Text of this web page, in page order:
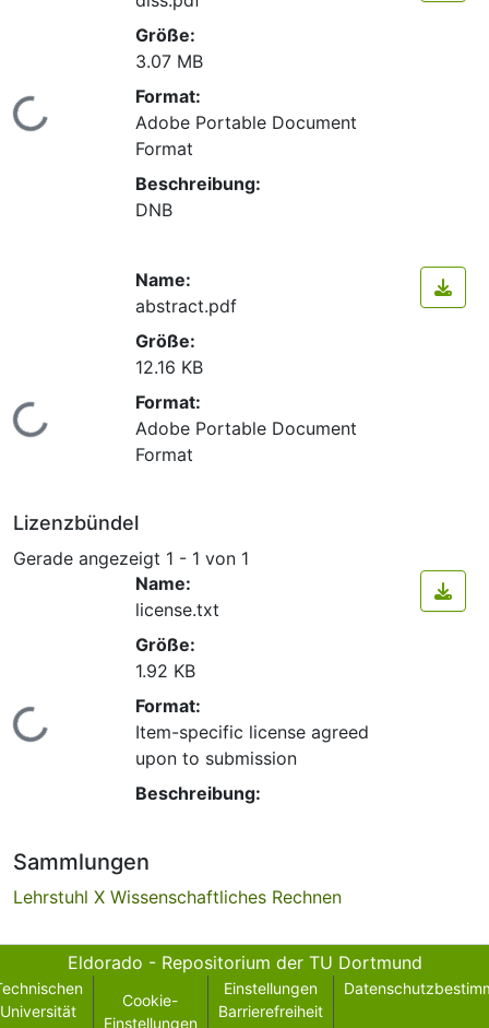
Lade...
Größe:
3.07 MB
Format:
Adobe Portable Document
Format
Beschreibung:
DNB
Lade...
Name:
abstract.pdf
Größe:
12.16 KB
Format:
Adobe Portable Document
Format
Lizenzbündel
Gerade angezeigt 1 - 1 von 1
Lade...
Name:
license.txt
Größe:
1.92 KB
Format:
Item-specific license agreed
upon to submission
Beschreibung:
Sammlungen
Lehrstuhl X Wissenschaftliches Rechnen
Eldorado - Repositorium der TU Dortmund
Universität
Cookie-
Einstellungen
Einstellungen
Barrierefreiheit